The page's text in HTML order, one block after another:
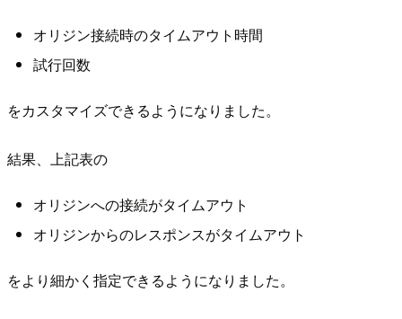
オリジン接続時のタイムアウト時間
試行回数
をカスタマイズできるようになりました。
結果、上記表の
オリジンへの接続がタイムアウト
オリジンからのレスポンスがタイムアウト
をより細かく指定できるようになりました。